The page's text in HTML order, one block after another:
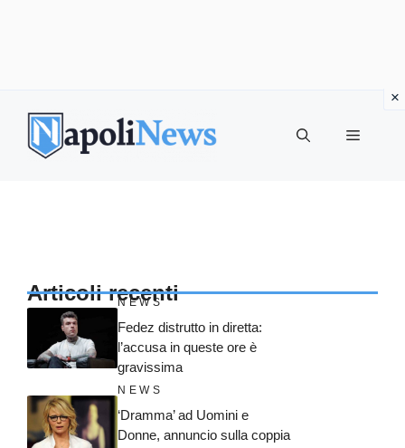
contenuto
MENU
Articoli recenti
NEWS
Fedez distrutto in diretta:
l’accusa in queste ore è
gravissima
NEWS
‘Dramma’ ad Uomini e
Donne, annuncio sulla coppia